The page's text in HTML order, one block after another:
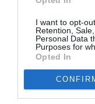
I want to opt-
Retention,
Personal Data
Purposes for
Opted In
Tags
ΕΚΔΟΣΕΙΣ ΜΕΤΑΙΧΜΙΟ
Newsletter